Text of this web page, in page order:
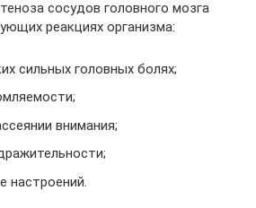
сосудов головного мозга
реакциях организма:
сильных головных болях;
внимания;
настроений.